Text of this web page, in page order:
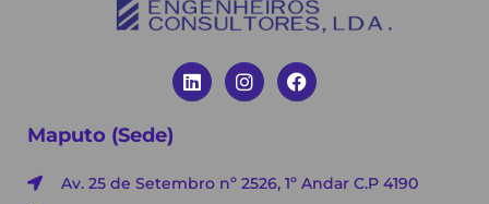
Maputo (Sede)
Av. 25 de Setembro nº 2526, 1º Andar C.P 4190